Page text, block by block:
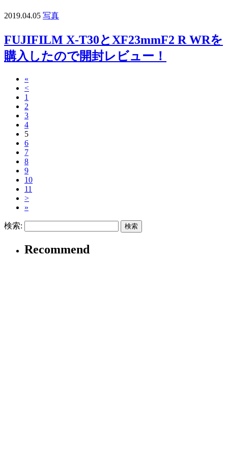
2019.04.05 写真
FUJIFILM X-T30とXF23mmF2 R WRを
購入したので開封レビュー！
«
<
1
2
3
4
5
6
7
8
9
10
11
>
»
検索:
Recommend